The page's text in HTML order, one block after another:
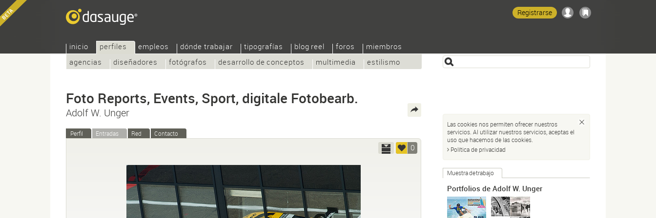
inicio
perfiles
agencias
diseñadores fotógrafos desarrollo de conceptos multimedia estilismo
empleos dónde trabajar tipografías blog reel foros miembros
Registrarse
Foto Reports, Events, Sport, digitale Fotobearb.
Adolf W. Unger
Perfil Entradas Red Contacto
0
Las cookies nos permiten ofrecer nuestros
servicios. Al utilizar nuestros servicios, aceptas el
uso que hacemos de las cookies.
Política de privacidad
Muestra de trabajo
Portfolios de Adolf W. Unger